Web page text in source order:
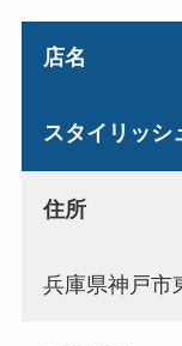
店名
スタイリッシ
住所
兵庫県神戸市